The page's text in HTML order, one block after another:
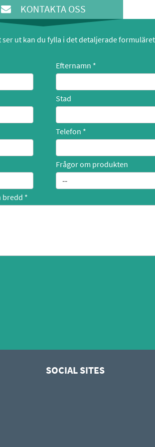
KONTAKTA OSS
ut kan du fylla i det detaljerade formuläret
Efternamn
Stad
Telefon
Frågor om produkten
bredd
SOCIAL SITES